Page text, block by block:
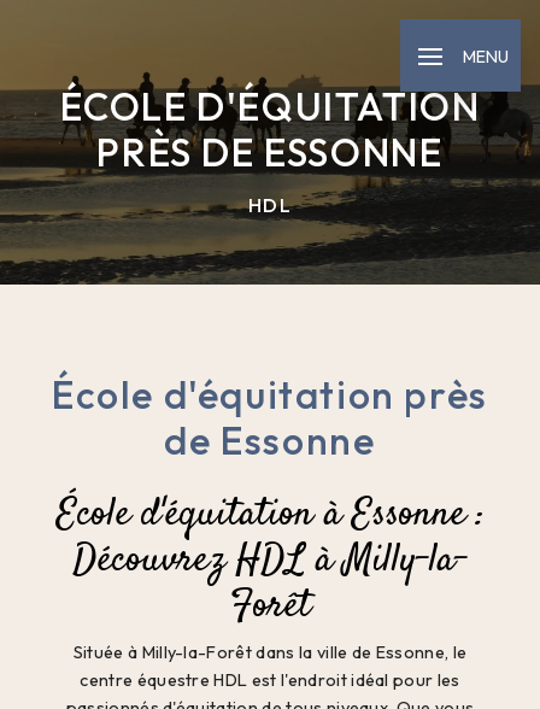
MENU
ÉCOLE D'ÉQUITATION
PRÈS DE ESSONNE
HDL
École d'équitation près
de Essonne
École d'équitation à Essonne :
Découvrez HDL à Milly-la-
Forêt
Située à Milly-la-Forêt dans la ville de Essonne, le
centre équestre HDL est l'endroit idéal pour les